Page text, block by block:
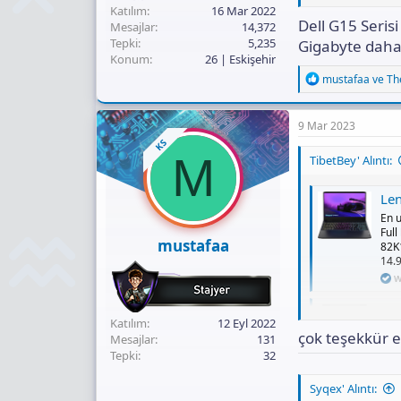
Katılım
16 Mar 2022
Mesajlar
14,372
Tepki
5,235
Konum
26 | Eskişehir
En
bütce artırırsanız
Dell G15
Gigabyte
R
e
a
c
t
o
s
:
mustafaa ve
KS
M
mustafaa
Katılım
12 Eyl 2022
Mesajlar
131
Tepki
32
9 Mar 2023
TibetBey' Alıntı:
En
çok teşekkür
Syqex' Alıntı: